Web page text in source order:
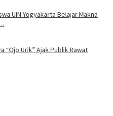
UIN Yogyakarta Belajar Makna
“Ojo Urik” Ajak Publik Rawat